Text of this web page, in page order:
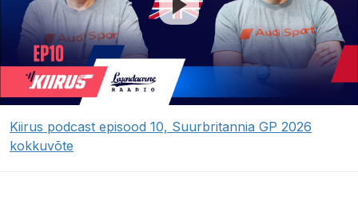
Kiirus podcast episood 10, Suurbritannia GP 2026
kokkuvõte